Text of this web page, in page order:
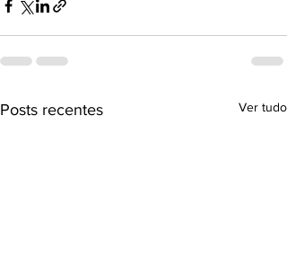
Posts recentes Ver tudo